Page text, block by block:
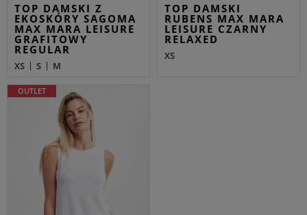
TOP DAMSKI Z
EKOSKÓRY SAGOMA
MAX MARA LEISURE
GRAFITOWY
REGULAR
XS S M
TOP DAMSKI
RUBENS MAX MARA
LEISURE CZARNY
RELAXED
XS
OUTLET